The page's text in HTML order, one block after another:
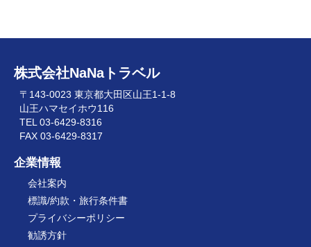
株式会社NaNaトラベル
〒143-0023 東京都大田区山王1-1-8
山王ハマセイホウ116
TEL 03-6429-8316
FAX 03-6429-8317
企業情報
会社案内
標識/約款・旅行条件書
プライバシーポリシー
勧誘方針